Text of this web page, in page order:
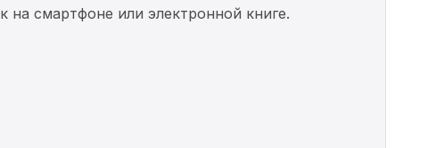
на смартфоне или электронной книге.